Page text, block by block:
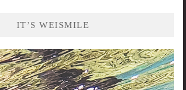
IT’S WEISMILE